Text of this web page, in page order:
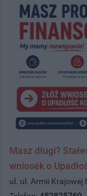
Masz długi?
wniosek o
ul. ul. Armii Krajowej